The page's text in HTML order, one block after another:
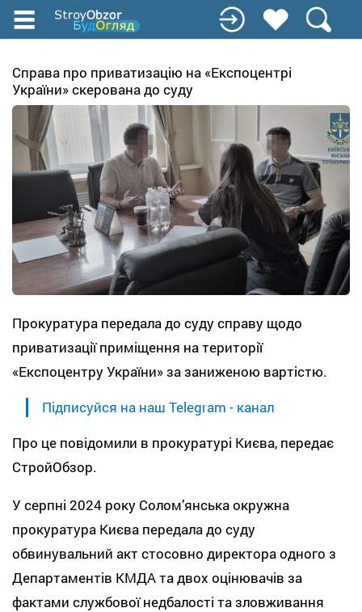
Перейти
до
вмісту
Справа про приватизацію на «Експоцентрі
України» скерована до суду
Прокуратура передала до суду справу щодо
приватизації приміщення на території
«Експоцентру України» за заниженою вартістю.
Підписуйся на наш Telegram - канал
Про це повідомили в прокуратурі Києва, передає
СтройОбзор.
У серпні 2024 року Солом’янська окружна
прокуратура Києва передала до суду
обвинувальний акт стосовно директора одного з
Департаментів КМДА та двох оцінювачів за
фактами службової недбалості та зловживання